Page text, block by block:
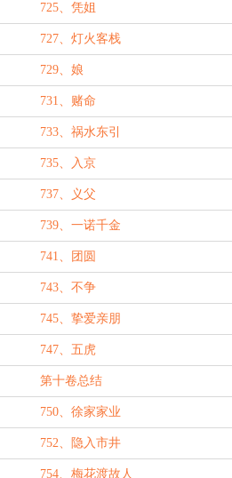
725、凭姐
727、灯火客栈
729、娘
731、赌命
733、祸水东引
735、入京
737、义父
739、一诺千金
741、团圆
743、不争
745、挚爱亲朋
747、五虎
第十卷总结
750、徐家家业
752、隐入市井
754、梅花渡故人